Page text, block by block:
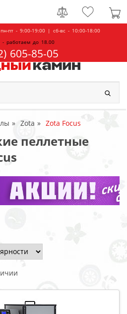
пн-пт - 9:00-19:00 | сб-вс - 10:00-18:00
работаем до 18.00
605-85-05
Zota Zota Focus
пеллетные